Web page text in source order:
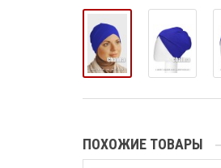
ПОХОЖИЕ ТОВАРЫ